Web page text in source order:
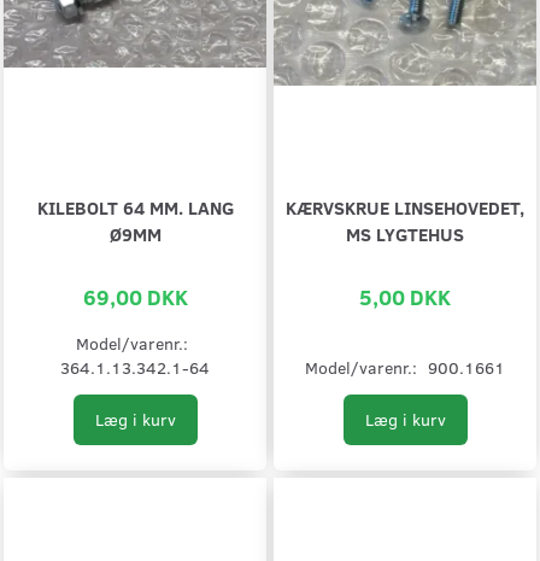
KILEBOLT 64 MM. LANG
Ø9MM
69,00 DKK
Model/varenr.:
364.1.13.342.1-64
Læg i kurv
KÆRVSKRUE LINSEHOVEDET,
MS LYGTEHUS
5,00 DKK
Model/varenr.: 900.1661
Læg i kurv